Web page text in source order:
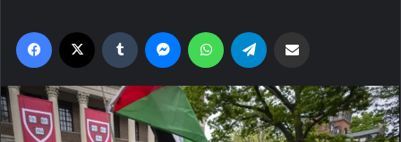
Facebook Tumblr MessengerWhatsApp